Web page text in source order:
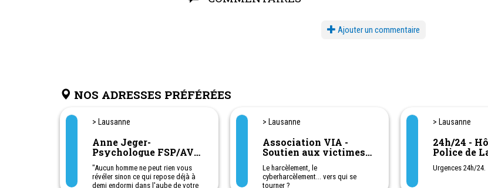
Ajouter un commentaire
NOS ADRESSES PRÉFÉRÉES
> Lausanne
Anne Jeger-
Psychologue FSP/AVP
Aide en ligne -
Consultation en
cabinet
"Aucun homme ne peut rien vous
révéler sinon ce qui repose déjà à
demi endormi dans l'aube de votre
> Lausanne
Association VIA -
Soutien aux victimes
de violences,
d'isolement et de
harcèlement à l'école
Le harcèlement, le
cyberharcèlement... vers qui se
tourner ?
> Lausanne
24h/24 -
Police de
021 315 15 15
Urgences 24h/24.